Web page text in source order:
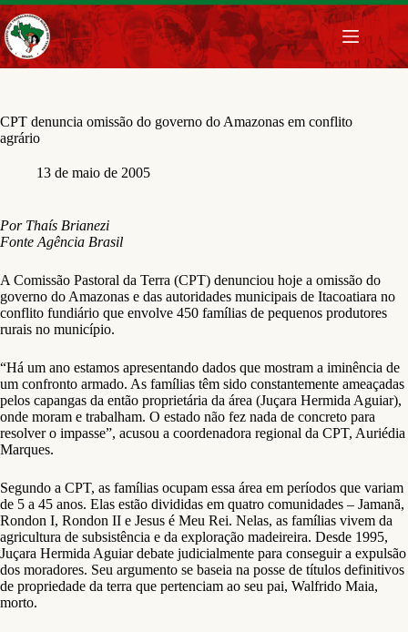
Pular
para
o
conteúdo
CPT denuncia omissão do governo do Amazonas em conflito
agrário
13 de maio de 2005
Por Thaís Brianezi
Fonte Agência Brasil
A Comissão Pastoral da Terra (CPT) denunciou hoje a omissão do
governo do Amazonas e das autoridades municipais de Itacoatiara no
conflito fundiário que envolve 450 famílias de pequenos produtores
rurais no município.
“Há um ano estamos apresentando dados que mostram a iminência de
um confronto armado. As famílias têm sido constantemente ameaçadas
pelos capangas da então proprietária da área (Juçara Hermida Aguiar),
onde moram e trabalham. O estado não fez nada de concreto para
resolver o impasse”, acusou a coordenadora regional da CPT, Auriédia
Marques.
Segundo a CPT, as famílias ocupam essa área em períodos que variam
de 5 a 45 anos. Elas estão divididas em quatro comunidades – Jamanã,
Rondon I, Rondon II e Jesus é Meu Rei. Nelas, as famílias vivem da
agricultura de subsistência e da exploração madeireira. Desde 1995,
Juçara Hermida Aguiar debate judicialmente para conseguir a expulsão
dos moradores. Seu argumento se baseia na posse de títulos definitivos
de propriedade da terra que pertenciam ao seu pai, Walfrido Maia,
morto.